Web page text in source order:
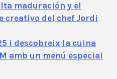
maduración y el
creativo del chef Jordi
i descobreix la cuina
amb un menú especial